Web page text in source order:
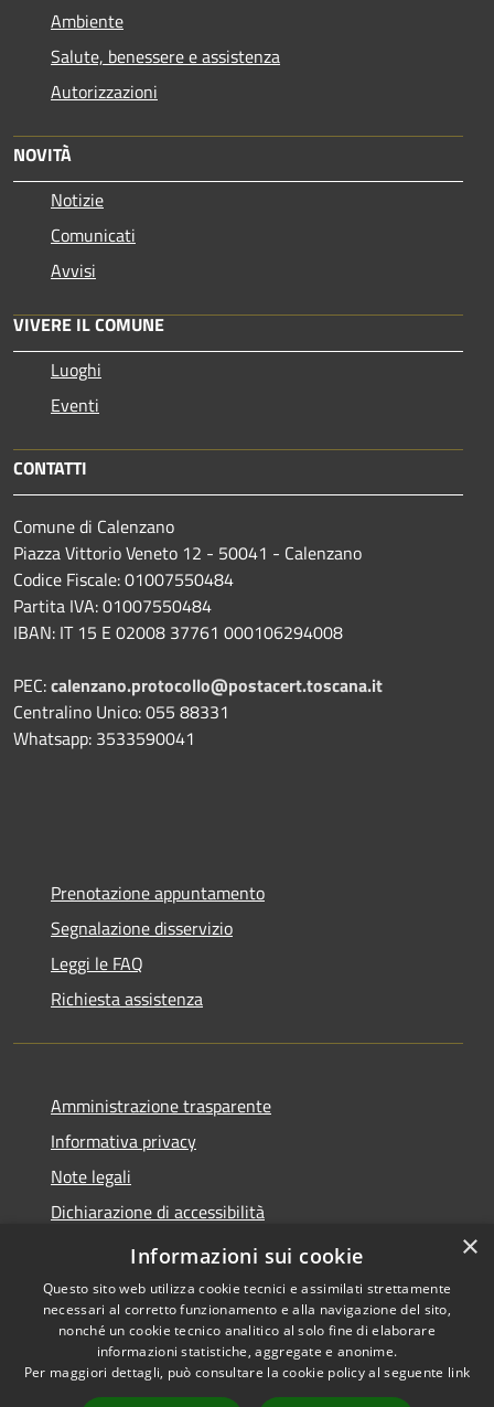
Ambiente
Salute, benessere e assistenza
Autorizzazioni
NOVITÀ
Notizie
Comunicati
Avvisi
VIVERE IL COMUNE
Luoghi
Eventi
CONTATTI
Comune di Calenzano
Piazza Vittorio Veneto 12 - 50041 - Calenzano
Codice Fiscale: 01007550484
Partita IVA: 01007550484
IBAN: IT 15 E 02008 37761 000106294008
PEC:calenzano.protocollo@postacert.toscana.it
Centralino Unico: 055 88331
Whatsapp: 3533590041
Prenotazione appuntamento
Segnalazione disservizio
Leggi le FAQ
Richiesta assistenza
Amministrazione trasparente
Informativa privacy
Note legali
Dichiarazione di accessibilità
Statistiche Web
Accessibilità
Copyright © 2026 • Comune di
Calenzano • Powered by
×
Informazioni sui cookie
Questo sito web utilizza cookie tecnici e assimilati strettamente
necessari al corretto funzionamento e alla navigazione del sito,
nonché un cookie tecnico analitico al solo fine di elaborare
informazioni statistiche, aggregate e anonime.
Per maggiori dettagli, può consultare la cookie policy al seguente link